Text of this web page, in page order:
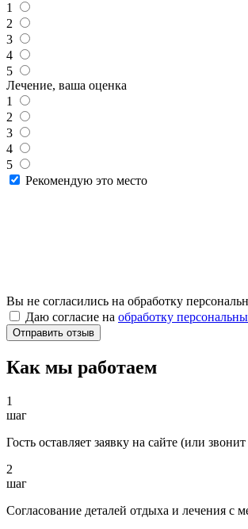
1
2
3
4
5
Лечение, ваша оценка
1
2
3
4
5
Рекомендую это место
Вы не согласились на обработку
Даю согласие на обработку
Как мы работаем
1
шаг
Гость оставляет заявку на сайте (или
2
шаг
Согласование деталей отдыха и лечения с